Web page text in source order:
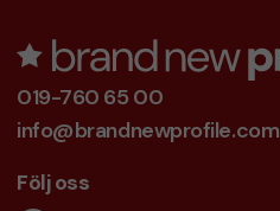
019-760 65 00
info@brandnewprofile.com
Följ oss